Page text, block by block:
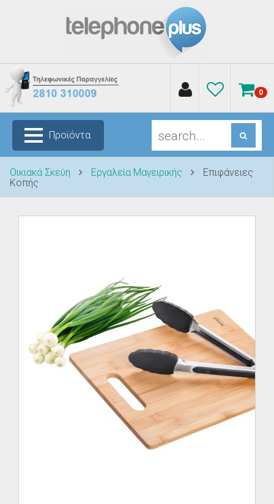
0
Προϊόντα
Οικιακά Σκεύη Εργαλεία Μαγειρικής
Επιφάνειες
Κοπής